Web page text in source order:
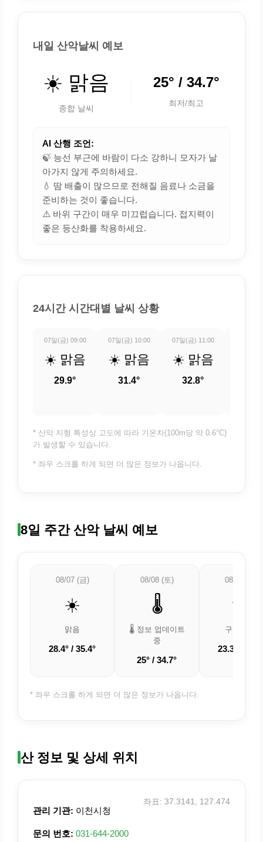
내일 산악날씨 예보
☀️ 맑음
종합 날씨
25° / 34.7°
최저/최고
AI 산행 조언:
🍃 능선 부근에 바람이 다소 강하니 모자가 날
아가지 않게 주의하세요.
💧 땀 배출이 많으므로 전해질 음료나 소금을
준비하는 것이 좋습니다.
⚠️ 바위 구간이 매우 미끄럽습니다. 접지력이
좋은 등산화를 착용하세요.
24시간 시간대별 날씨 상황
07일(금) 09:00
☀️ 맑음
29.9°
07일(금) 10:00
☀️ 맑음
31.4°
07일(금) 11:00
☀️ 맑음
32.8°
* 산악 지형 특성상 고도에 따라 기온차(100m당 약 0.6°C)
가 발생할 수 있습니다.
* 좌우 스크롤 하게 되면 더 많은 정보가 나옵니다.
8일 주간 산악 날씨 예보
08/07 (금)
☀️
맑음
28.4° / 35.4°
08/08 (토)
🌡️
🌡️ 정보 업데이트
중
25° / 34.7°
08/09 (일)
🌤️
구름 조금
23.3° /
* 좌우 스크롤 하게 되면 더 많은 정보가 나옵니다.
산 정보 및 상세 위치
관리 기관: 이천시청
문의 번호: 031-644-2000
좌표: 37.3141, 127.474